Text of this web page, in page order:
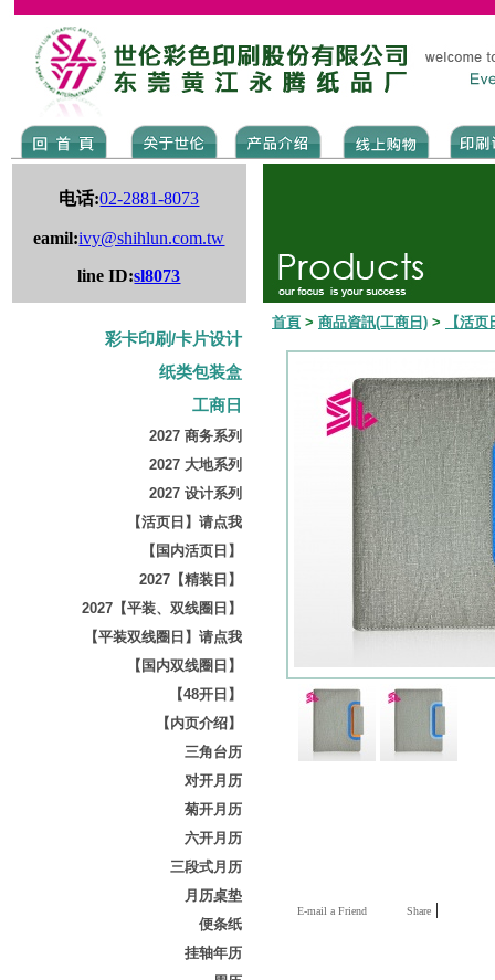
电话:02-2881-8073
eamil:ivy@shihlun.com.tw
line ID:sl8073
彩卡印刷/卡片设计
纸类包装盒
工商日
2027 商务系列
2027 大地系列
2027 设计系列
【活页日】请点我
【国内活页日】
2027【精装日】
2027【平装、双线圈日】
【平装双线圈日】请点我
【国内双线圈日】
【48开日】
【内页介绍】
三角台历
对开月历
菊开月历
六开月历
三段式月历
月历桌垫
便条纸
挂轴年历
首頁 > 商品資訊(工商日) > 【活
E-mail a Friend Share |